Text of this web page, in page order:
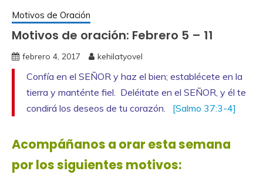
Motivos de Oración
Motivos de oración: Febrero 5 – 11
febrero 4, 2017 kehilatyovel
Confía en el SEÑOR y haz el bien; establécete en la
tierra y manténte fiel. Deléitate en el SEÑOR, y él te
condirá los deseos de tu corazón.
[Salmo 37:3-4]
Acompáñanos a orar esta semana
por los siguientes motivos: